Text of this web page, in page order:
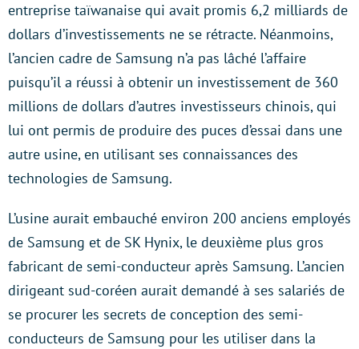
entreprise taïwanaise qui avait promis 6,2 milliards de
dollars d’investissements ne se rétracte. Néanmoins,
l’ancien cadre de Samsung n’a pas lâché l’affaire
puisqu’il a réussi à obtenir un investissement de 360
millions de dollars d’autres investisseurs chinois, qui
lui ont permis de produire des puces d’essai dans une
autre usine, en utilisant ses connaissances des
technologies de Samsung.
L’usine aurait embauché environ 200 anciens employés
de Samsung et de SK Hynix, le deuxième plus gros
fabricant de semi-conducteur après Samsung. L’ancien
dirigeant sud-coréen aurait demandé à ses salariés de
se procurer les secrets de conception des semi-
conducteurs de Samsung pour les utiliser dans la